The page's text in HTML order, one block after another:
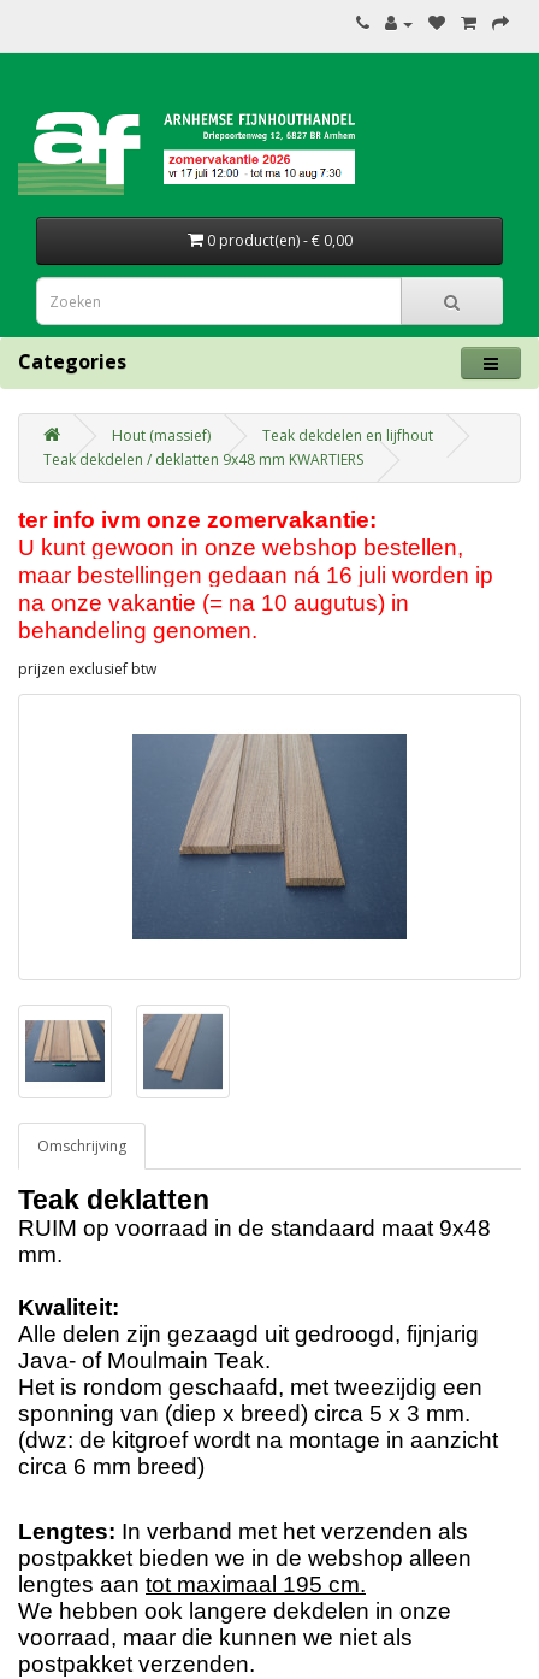
0 product(en) - € 0,00
Categories
Hout (massief)
Teak dekdelen en lijfhout
Teak dekdelen / deklatten 9x48 mm KWARTIERS
ter info ivm onze zomervakantie:
U kunt gewoon in onze webshop bestellen,
maar bestellingen gedaan ná 16 juli worden ip
na onze vakantie (= na 10 augutus) in
behandeling genomen.
prijzen exclusief btw
Omschrijving
Teak deklatten
RUIM op voorraad in de standaard maat 9x48
mm.
Kwaliteit:
Alle delen zijn gezaagd uit gedroogd, fijnjarig
Java- of Moulmain Teak.
Het is rondom geschaafd, met tweezijdig een
sponning van (diep x breed) circa 5 x 3 mm.
(dwz: de kitgroef wordt na montage in aanzicht
circa 6 mm breed)
Lengtes: In verband met het verzenden als
postpakket bieden we in de webshop alleen
lengtes aan tot maximaal 195 cm.
We hebben ook langere dekdelen in onze
voorraad, maar die kunnen we niet als
postpakket verzenden.